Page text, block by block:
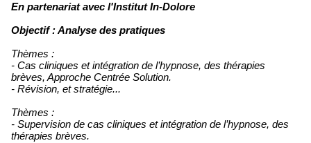
En partenariat avec l'Institut In-Dolore
Objectif : Analyse des pratiques
Thèmes :
- Cas cliniques et intégration de l’hypnose, des thérapies
brèves, Approche Centrée Solution.
- Révision, et stratégie...
Thèmes :
- Supervision de cas cliniques et intégration de l’hypnose, des
thérapies brèves.